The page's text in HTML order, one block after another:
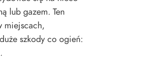
lub gazem. Ten
miejscach,
szkody co ogień: